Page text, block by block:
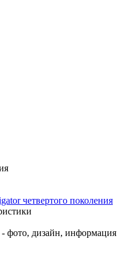
четвертого поколения
фото, дизайн, информация